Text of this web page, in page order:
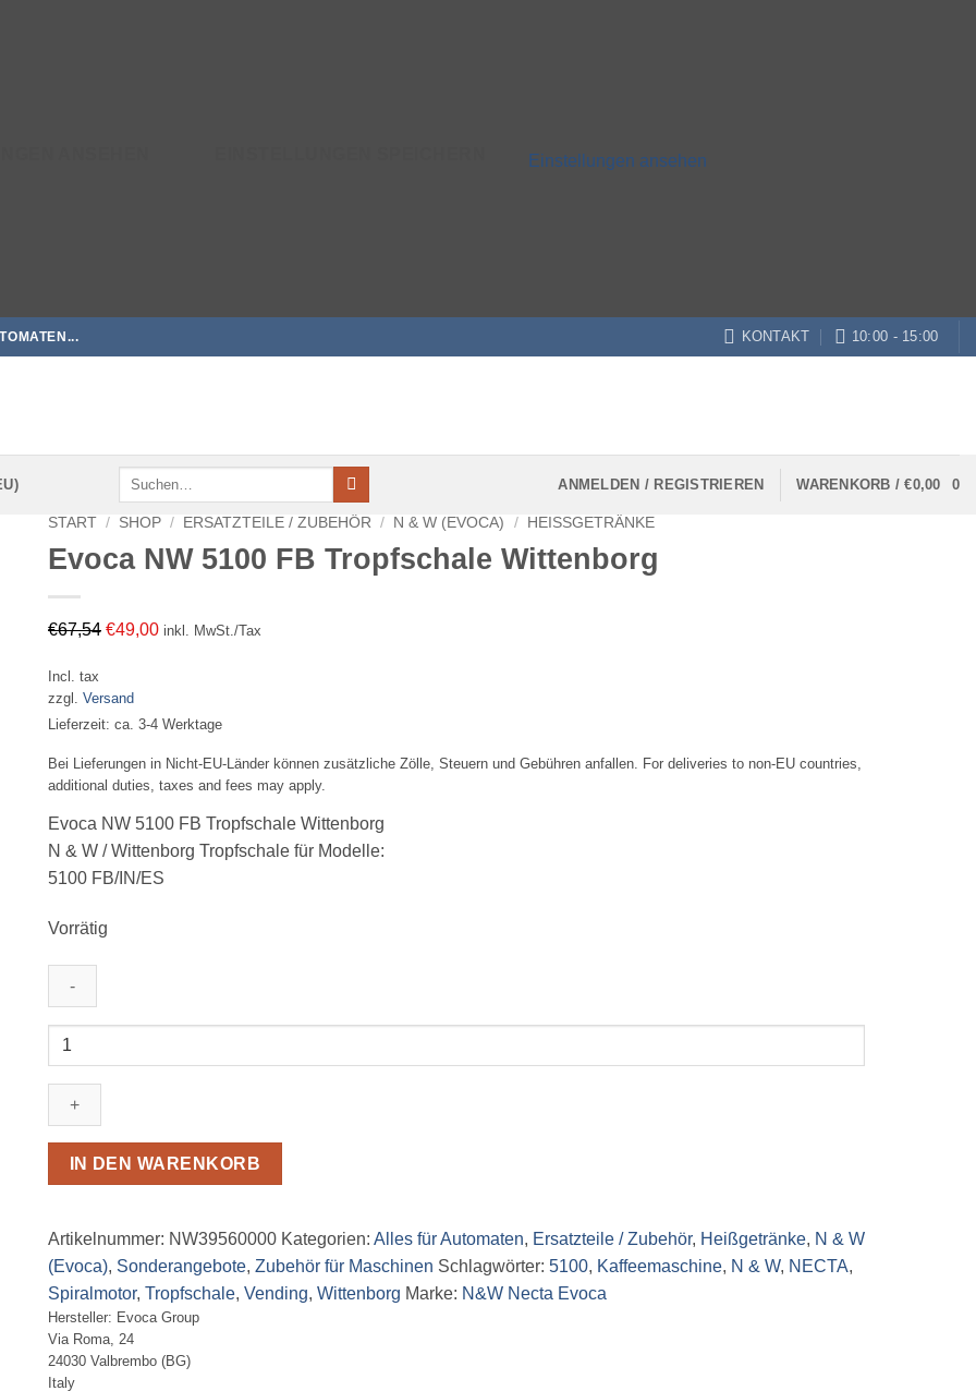
Einstellungen ansehen
KONTAKT 10:00 - 15:00
Suchen
ANMELDEN / REGISTRIEREN WARENKORB /€0,00 0
START / SHOP / ERSATZTEILE / ZUBEHÖR / N & W (EVOCA) / HEISSGETRÄNKE
Evoca NW 5100 FB Tropfschale Wittenborg
€67,54 Ursprünglicher
€49,00Aktueller
inkl. MwSt./Tax
Incl. tax
zzgl. Versand
Lieferzeit: ca. 3-4 Werktage
Bei Lieferungen in Nicht-EU-Länder können zusätzliche Zölle, Steuern und Gebühren anfallen. For deliveries to non-EU countries,
additional duties, taxes and fees may apply.
Evoca NW 5100 FB Tropfschale Wittenborg
N & W / Wittenborg Tropfschale für Modelle:
5100 FB/IN/ES
Vorrätig
Evoca
5100
Wittenborg
Menge
IN DEN WARENKORB
Artikelnummer: NW39560000 Kategorien: Alles für Automaten, Ersatzteile / Zubehör, Heißgetränke, N & W
(Evoca), Sonderangebote, Zubehör für Maschinen Schlagwörter: 5100, Kaffeemaschine, N & W, NECTA,
Spiralmotor, Tropfschale, Vending, Wittenborg Marke: N&W Necta Evoca
Hersteller: Evoca Group
Via Roma, 24
24030 Valbrembo (BG)
Italy